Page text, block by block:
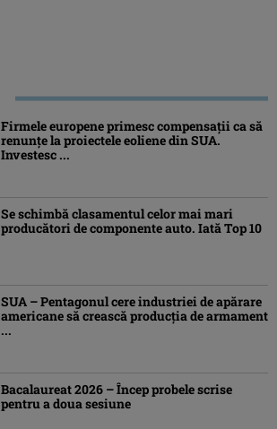
Firmele europene primesc compensații ca să
renunțe la proiectele eoliene din SUA.
Investesc ...
Se schimbă clasamentul celor mai mari
producători de componente auto. Iată Top 10
SUA – Pentagonul cere industriei de apărare
americane să crească producţia de armament
...
Bacalaureat 2026 – Încep probele scrise
pentru a doua sesiune